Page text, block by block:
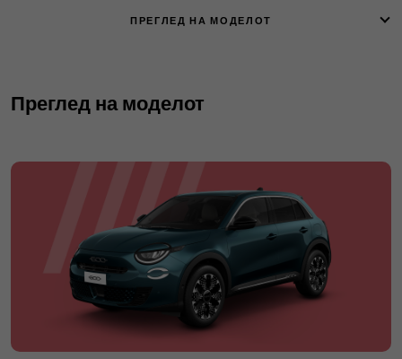
ПРЕГЛЕД НА МОДЕЛОТ
Преглед на моделот